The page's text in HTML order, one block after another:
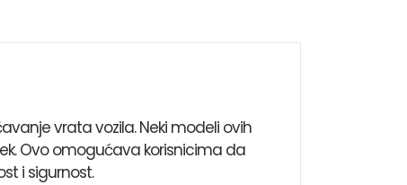
vrata vozila. Neki modeli ovih
Ovo omogućava korisnicima da
i sigurnost.